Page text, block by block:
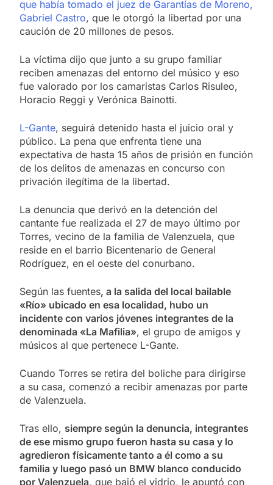
que había tomado el juez de Garantías de Moreno,
Gabriel Castro, que le otorgó la libertad por una
caución de 20 millones de pesos.
La víctima dijo que junto a su grupo familiar
reciben amenazas del entorno del músico y eso
fue valorado por los camaristas Carlos Risuleo,
Horacio Reggi y Verónica Bainotti.
L-Gante, seguirá detenido hasta el juicio oral y
público. La pena que enfrenta tiene una
expectativa de hasta 15 años de prisión en función
de los delitos de amenazas en concurso con
privación ilegítima de la libertad.
La denuncia que derivó en la detención del
cantante fue realizada el 27 de mayo último por
Torres, vecino de la familia de Valenzuela, que
reside en el barrio Bicentenario de General
Rodríguez, en el oeste del conurbano.
Según las fuentes, a la salida del local bailable
«Río» ubicado en esa localidad, hubo un
incidente con varios jóvenes integrantes de la
denominada «La Mafilia», el grupo de amigos y
músicos al que pertenece L-Gante.
Cuando Torres se retira del boliche para dirigirse
a su casa, comenzó a recibir amenazas por parte
de Valenzuela.
Tras ello, siempre según la denuncia, integrantes
de ese mismo grupo fueron hasta su casa y lo
agredieron físicamente tanto a él como a su
familia y luego pasó un BMW blanco conducido
por Valenzuela, que bajó el vidrio, le apuntó con